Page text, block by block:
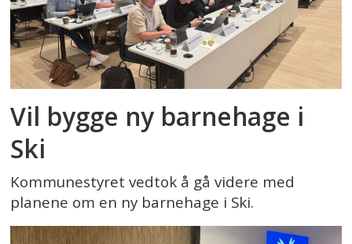
Vil bygge ny barnehage i
Ski
Kommunestyret vedtok å gå videre med
planene om en ny barnehage i Ski.